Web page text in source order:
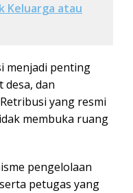
Keluarga atau
menjadi penting
dan
yang resmi
membuka ruang
pengelolaan
petugas yang